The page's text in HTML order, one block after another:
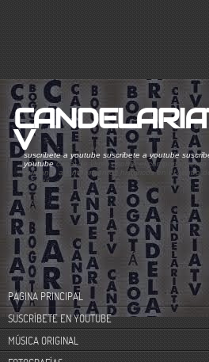
Vsuscribete a youtube suscribete a youtube
youtubecanal de videos sobre el comportamiento
humano. acontecimientos históricos en el centro de
bogotá
PÁGINA PRINCIPAL
SUSCRÍBETE EN YOUTUBE
MÚSICA ORIGINAL